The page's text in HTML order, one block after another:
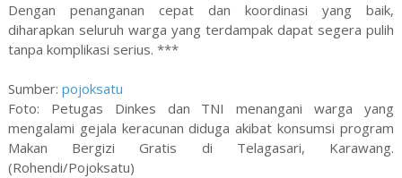
Dengan penanganan cepat dan koordinasi yang baik,
diharapkan seluruh warga yang terdampak dapat segera pulih
tanpa komplikasi serius. ***
Sumber: pojoksatu
Foto: Petugas Dinkes dan TNI menangani warga yang
mengalami gejala keracunan diduga akibat konsumsi program
Makan Bergizi Gratis di Telagasari, Karawang.
(Rohendi/Pojoksatu)